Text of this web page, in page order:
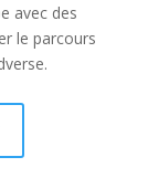
avec des
le parcours